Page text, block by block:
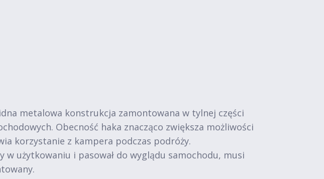
metalowa konstrukcja zamontowana w tylnej części
Obecność haka znacząco zwiększa możliwości
korzystanie z kampera podczas podróży.
w użytkowaniu i pasował do wyglądu samochodu, musi